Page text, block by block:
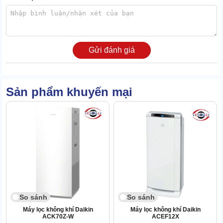
dụng điều hòa hoặc trong thời tiết hanh khô của mùa đông miền
Bắc. Daikin MCK555AVMVW không chỉ lọc sạch bụi bẩn mà còn
tích hợp bình chứa nước để bù ẩm tự nhiên.
Khác với các loại máy phun sương tạo ra hạt nước lớn gây hại đồ
điện tử, công nghệ tạo ẩm của Daikin tạo ra các phân tử hơi nước
siêu nhỏ, giúp duy trì độ ẩm lý tưởng ở mức 40-60%.
Điều này giúp bảo vệ niêm mạc mũi, hạn chế khô da và các bệnh
Gửi đánh giá
Sản phẩm khuyến mại
So sánh
Máy lọc không khí Daikin
ACK70Z-W
So sánh
Máy lọc không khí Daikin
ACEF12X